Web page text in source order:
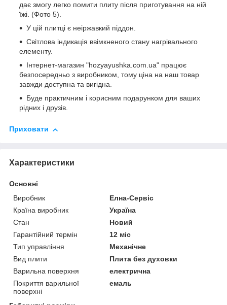
дає змогу легко помити плиту після приготування на ній
їжі. (Фото 5).
У цій плитці є неіржавкий піддон.
Світлова індикація ввімкненого стану нагрівального
елементу.
Інтернет-магазин "hozyayushka.com.ua" працює
безпосередньо з виробником, тому ціна на наш товар
завжди доступна та вигідна.
Буде практичним і корисним подарунком для ваших
рідних і друзів.
Приховати
Характеристики
Основні
Виробник
Елна-Сервіс
Країна виробник
Україна
Стан
Новий
Гарантійний термін
12 міс
Тип управління
Механічне
Вид плити
Плита без духовки
Варильна поверхня
електрична
Покриття варильної
поверхні
емаль